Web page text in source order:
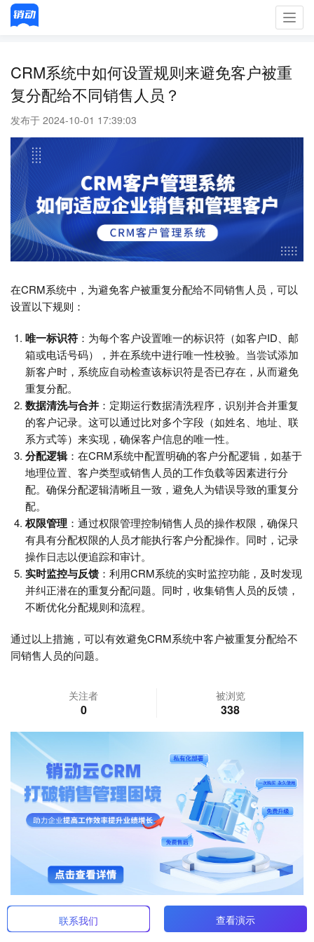
CRM系统中如何设置规则来避免客户被重
复分配给不同销售人员？
发布于 2024-10-01 17:39:03
在CRM系统中，为避免客户被重复分配给不同销售人员，可以
设置以下规则：
唯一标识符 ：为每个客户设置唯一的标识符（如客户ID、邮
箱或电话号码），并在系统中进行唯一性校验。当尝试添加
新客户时，系统应自动检查该标识符是否已存在，从而避免
重复分配。
数据清洗与合并 ：定期运行数据清洗程序，识别并合并重复
的客户记录。这可以通过比对多个字段（如姓名、地址、联
系方式等）来实现，确保客户信息的唯一性。
分配逻辑：在CRM系统中配置明确的客户分配逻辑，如基于
地理位置、客户类型或销售人员的工作负载等因素进行分
配。确保分配逻辑清晰且一致，避免人为错误导致的重复分
配。
权限管理 ：通过权限管理控制销售人员的操作权限，确保只
有具有分配权限的人员才能执行客户分配操作。同时，记录
操作日志以便追踪和审计。
实时监控与反馈：利用CRM系统的实时监控功能，及时发现
并纠正潜在的重复分配问题。同时，收集销售人员的反馈，
不断优化分配规则和流程。
通过以上措施，可以有效避免CRM系统中客户被重复分配给不
同销售人员的问题。
关注者
0
被浏览
338
联系我们 查看演示